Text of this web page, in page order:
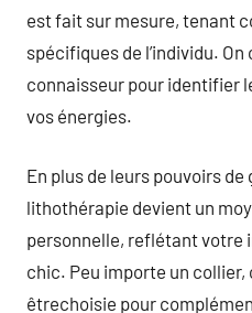
est fait sur mesure, tenant
spécifiques de l’individu.
connaisseur pour identifier
vos énergies.
En plus de leurs pouvoirs
lithothérapie devient un
personnelle, reflétant votre
chic. Peu importe un
êtrechoisie pour